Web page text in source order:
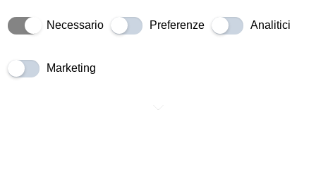
Impresa di Pulizie Prearsi
Necessario Preferenze Analitici
Marketing